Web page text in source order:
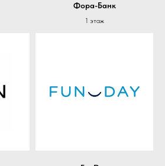
Фора-Банк
1 этаж